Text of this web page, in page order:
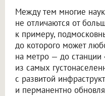
Между тем многие
не отличаются от
к примеру,
до которого может
на метро — до станции
из самых
с развитой
и перманентно